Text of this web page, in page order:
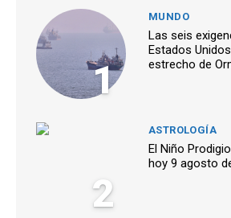
1
MUNDO
Las seis
Estados
estrecho de
2
ASTROLOGÍA
El Niño
hoy 9 agosto